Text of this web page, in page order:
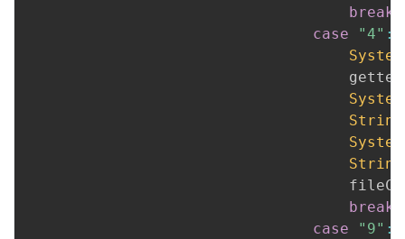
break
case
"4" :
System
System
String
System
String
break
case
"9" :